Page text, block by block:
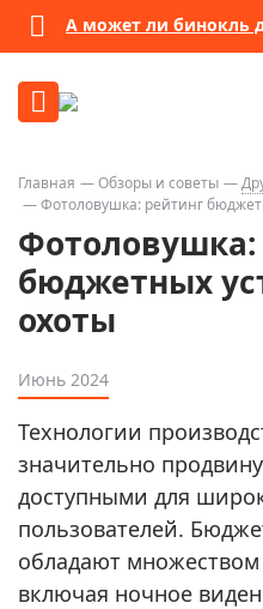
А может ли бинокль
Главная Обзоры и советы
Фотоловушка: рейтинг
Фотоловушка:
бюджетных
охоты
Июнь 2024
Технологии
значительно
доступными для
пользователей.
обладают
включая ночное